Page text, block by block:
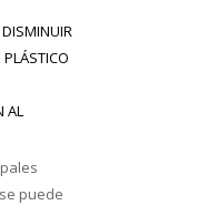
AL
puede